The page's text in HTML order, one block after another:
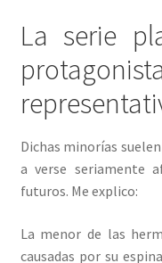
La serie
Dichas minorías
a verse seriamente
futuros. Me explico:
La menor de las
causadas por su